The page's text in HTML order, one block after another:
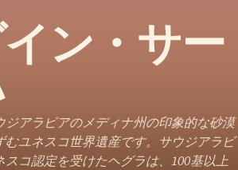
ン・サー
ジアラビアのメディナ州の印象的な砂漠
むユネスコ世界遺産です。サウジアラビ
スコ認定を受けたヘグラは、100基以上